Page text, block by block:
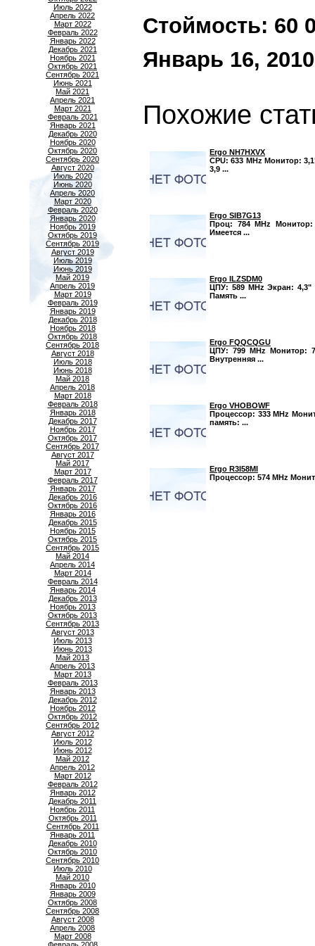
Июль 2022
Апрель 2022
Март 2022
Февраль 2022
Январь 2022
Декабрь 2021
Ноябрь 2021
Октябрь 2021
Сентябрь 2021
Июнь 2021
Май 2021
Апрель 2021
Март 2021
Февраль 2021
Январь 2021
Декабрь 2020
Ноябрь 2020
Октябрь 2020
Сентябрь 2020
Август 2020
Июль 2020
Июнь 2020
Апрель 2020
Март 2020
Февраль 2020
Январь 2020
Ноябрь 2019
Октябрь 2019
Сентябрь 2019
Август 2019
Июль 2019
Июнь 2019
Май 2019
Апрель 2019
Март 2019
Февраль 2019
Январь 2019
Декабрь 2018
Ноябрь 2018
Октябрь 2018
Сентябрь 2018
Август 2018
Июль 2018
Июнь 2018
Май 2018
Апрель 2018
Март 2018
Февраль 2018
Январь 2018
Декабрь 2017
Ноябрь 2017
Октябрь 2017
Сентябрь 2017
Август 2017
Май 2017
Март 2017
Февраль 2017
Январь 2017
Декабрь 2016
Октябрь 2016
Январь 2016
Декабрь 2015
Ноябрь 2015
Октябрь 2015
Сентябрь 2015
Май 2014
Апрель 2014
Март 2014
Февраль 2014
Январь 2014
Декабрь 2013
Ноябрь 2013
Октябрь 2013
Сентябрь 2013
Август 2013
Июль 2013
Июнь 2013
Май 2013
Апрель 2013
Март 2013
Февраль 2013
Январь 2013
Декабрь 2012
Ноябрь 2012
Октябрь 2012
Сентябрь 2012
Август 2012
Июль 2012
Июнь 2012
Май 2012
Апрель 2012
Март 2012
Февраль 2012
Январь 2012
Декабрь 2011
Ноябрь 2011
Октябрь 2011
Сентябрь 2011
Январь 2011
Декабрь 2010
Октябрь 2010
Сентябрь 2010
Июль 2010
Май 2010
Январь 2010
Январь 2009
Октябрь 2008
Сентябрь 2008
Август 2008
Апрель 2008
Март 2008
Стоймость: 60
Январь 16, 2010
Похожие
Ergo NH7HXVX
CPU: 633 MHz Монитор:
3,9 ...
Ergo SIB7G13
Проц: 784 MHz Монитор:
Имеется ...
Ergo ILZSDM0
ЦПУ: 589 MHz Экран: 4,3"
Память ...
Ergo FQQCQGU
ЦПУ: 799 MHz Монитор:
Внутренняя ...
Ergo VHOBOWF
Процессор: 333 MHz
память: ...
Ergo R3I58MI
Процессор: 574 MHz